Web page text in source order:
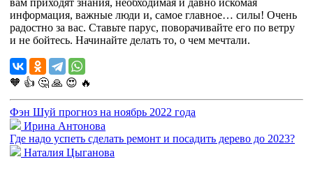
информация, важные люди и, самое главное… силы! Очень
радостно за вас. Ставьте парус, поворачивайте его по ветру
и не бойтесь. Начинайте делать то, о чем мечтали.
🧡 👍 🤔 🙏 😍 🔥
Фэн Шуй прогноз на ноябрь 2022 года
Ирина Антонова
Где надо успеть сделать ремонт и посадить дерево до 2023?
Наталия Цыганова